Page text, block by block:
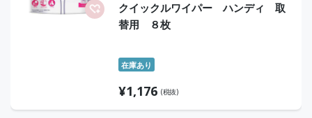
クイックルワイパー ハンディ 取
替用 ８枚
在庫あり
¥1,176 (税抜)